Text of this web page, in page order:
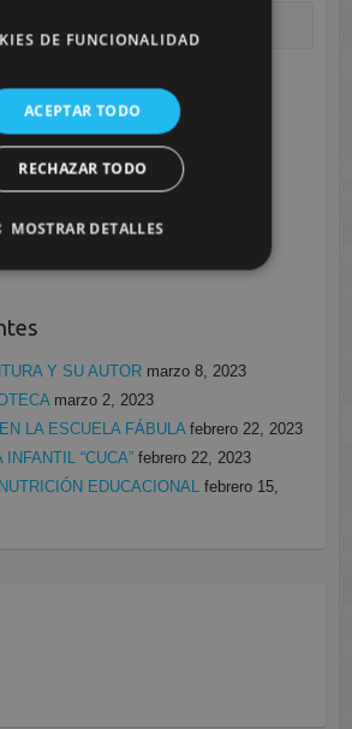
electrónico y web en este
vez que comente.
Y SU AUTOR marzo 8, 2023
marzo 2, 2023
LA ESCUELA FÁBULA febrero 22, 2023
“CUCA” febrero 22, 2023
EDUCACIONAL febrero 15,
DE FUNCIONALIDAD
ACEPTAR TODO
RECHAZAR TODO
MOSTRAR DETALLES